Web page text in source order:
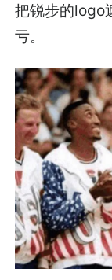
把锐步的logo
亏。